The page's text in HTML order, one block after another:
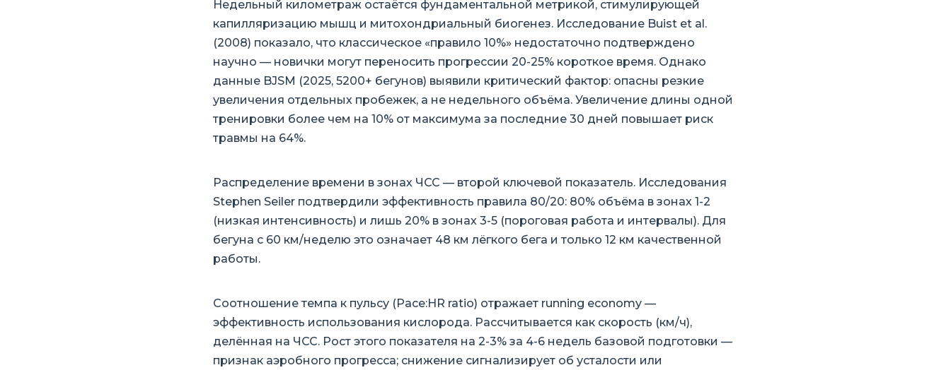
Недельный километраж остаётся фундаментальной метрикой, стимулирующей
капилляризацию мышц и митохондриальный биогенез. Исследование Buist et al.
(2008) показало, что классическое «правило 10%» недостаточно подтверждено
научно — новички могут переносить прогрессии 20-25% короткое время. Однако
данные BJSM (2025, 5200+ бегунов) выявили критический фактор: опасны резкие
увеличения отдельных пробежек, а не недельного объёма. Увеличение длины одной
тренировки более чем на 10% от максимума за последние 30 дней повышает риск
травмы на 64%.
Распределение времени в зонах ЧСС — второй ключевой показатель. Исследования
Stephen Seiler подтвердили эффективность правила 80/20: 80% объёма в зонах 1-2
(низкая интенсивность) и лишь 20% в зонах 3-5 (пороговая работа и интервалы). Для
бегуна с 60 км/неделю это означает 48 км лёгкого бега и только 12 км качественной
работы.
Соотношение темпа к пульсу (Pace:HR ratio) отражает running economy —
эффективность использования кислорода. Рассчитывается как скорость (км/ч),
делённая на ЧСС. Рост этого показателя на 2-3% за 4-6 недель базовой подготовки —
признак аэробного прогресса; снижение сигнализирует об усталости или